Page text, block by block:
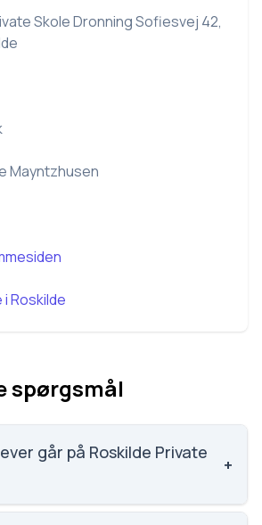
Skole Dronning Sofiesvej 42,
Mayntzhusen
iRoskilde
spørgsmål
går på Roskilde Private
+
har 99 elever, hvilket gør den